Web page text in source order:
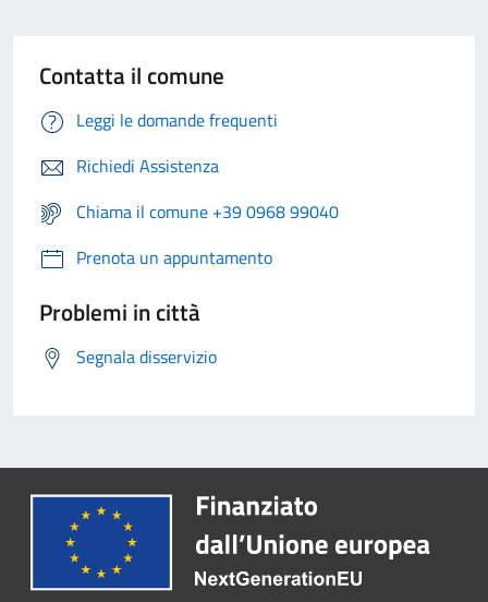
Contatta il comune
Leggi le domande frequenti
Richiedi Assistenza
Chiama il comune +39 0968 99040
Prenota un appuntamento
Problemi in città
Segnala disservizio